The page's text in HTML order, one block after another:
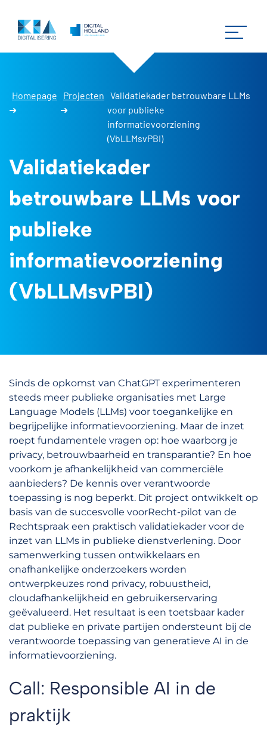
Homepage
➜
Projecten
➜
Validatiekader betrouwbare LLMs
voor publieke
informatievoorziening
(VbLLMsvPBI)
Validatiekader
betrouwbare LLMs voor
publieke
informatievoorziening
(VbLLMsvPBI)
Sinds de opkomst van ChatGPT experimenteren
steeds meer publieke organisaties met Large
Language Models (LLMs) voor toegankelijke en
begrijpelijke informatievoorziening. Maar de inzet
roept fundamentele vragen op: hoe waarborg je
privacy, betrouwbaarheid en transparantie? En hoe
voorkom je afhankelijkheid van commerciële
aanbieders? De kennis over verantwoorde
toepassing is nog beperkt. Dit project ontwikkelt op
basis van de succesvolle voorRecht-pilot van de
Rechtspraak een praktisch validatiekader voor de
inzet van LLMs in publieke dienstverlening. Door
samenwerking tussen ontwikkelaars en
onafhankelijke onderzoekers worden
ontwerpkeuzes rond privacy, robuustheid,
cloudafhankelijkheid en gebruikerservaring
geëvalueerd. Het resultaat is een toetsbaar kader
dat publieke en private partijen ondersteunt bij de
verantwoorde toepassing van generatieve AI in de
informatievoorziening.
Call: Responsible AI in de
praktijk